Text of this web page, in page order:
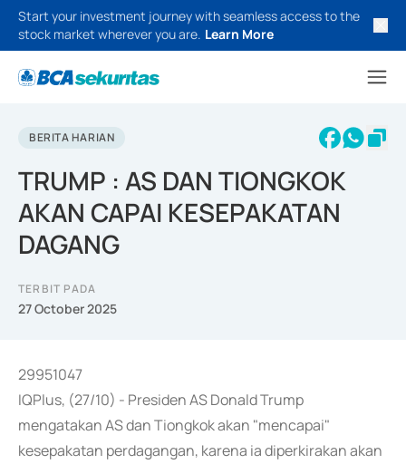
Start your investment journey with seamless access to the
stock market wherever you are. Learn More
BERITA HARIAN
TRUMP : AS DAN TIONGKOK
AKAN CAPAI KESEPAKATAN
DAGANG
TERBIT PADA
27 October 2025
29951047
IQPlus, (27/10) - Presiden AS Donald Trump
mengatakan AS dan Tiongkok akan "mencapai"
kesepakatan perdagangan, karena ia diperkirakan akan